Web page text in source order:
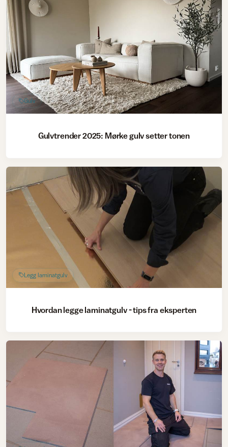
Gulv
Gulvtrender 2025: Mørke gulv setter tonen
Legg laminatgulv
Hvordan legge laminatgulv - tips fra eksperten